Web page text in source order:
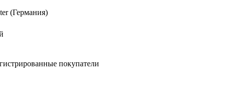
(Германия)
покупатели